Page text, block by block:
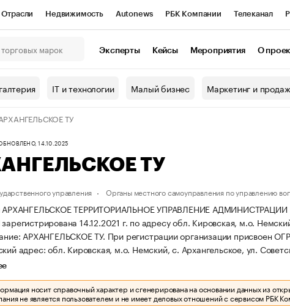
Отрасли Недвижимость Autonews РБК Компании Телеканал
Проверка контрагентов
Эксперты Кейсы Мероприятия О
IT и технологии Малый бизнес Маркетинг и
ТУ
14.10.2025
ТУ
управления Органы местного самоуправления по управлению
АРХАНГЕЛЬСКОЕ ТЕРРИТОРИАЛЬНОЕ УПРАВЛЕНИЕ
14.12.2021 г. по адресу обл. Кировская, м.о.
АРХАНГЕЛЬСКОЕ ТУ. При регистрации организации присвоен
адрес: обл. Кировская, м.о. Немский, с. Архангельское, ул.
носит справочный характер и сгенерирована на основании данных из
не является пользователем и не имеет деловых отношений с сервисом РБК